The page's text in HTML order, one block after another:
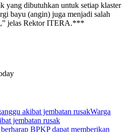
yang dibutuhkan untuk setiap klaster
bayu (angin) juga menjadi salah
jelas Rektor ITERA.***
Warga
jembatan rusak